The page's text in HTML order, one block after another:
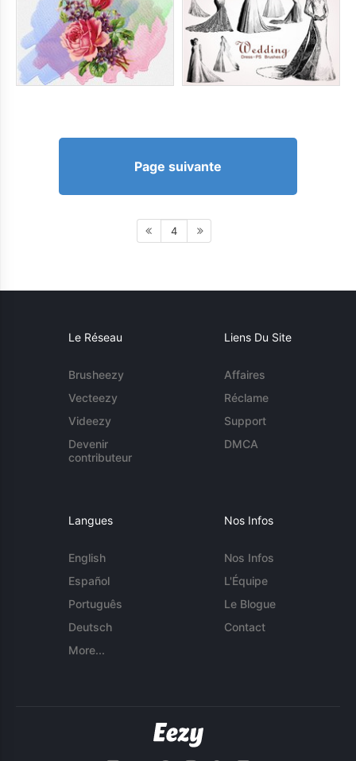
Page suivante
4
Le Réseau
Brusheezy
Vecteezy
Videezy
Devenir
contributeur
Liens Du Site
Affaires
Réclame
Support
DMCA
Langues
English
Español
Português
Deutsch
More...
Nos Infos
Nos Infos
L'Équipe
Le Blogue
Contact